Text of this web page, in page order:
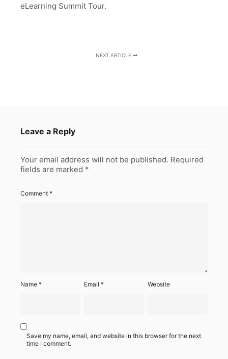
eLearning Summit Tour.
NEXT ARTICLE
Leave a Reply
Your email address will not be published. Required
fields are marked *
Comment *
Name * Email* Website
Save my name, email, and website in this browser for the next
time I comment.